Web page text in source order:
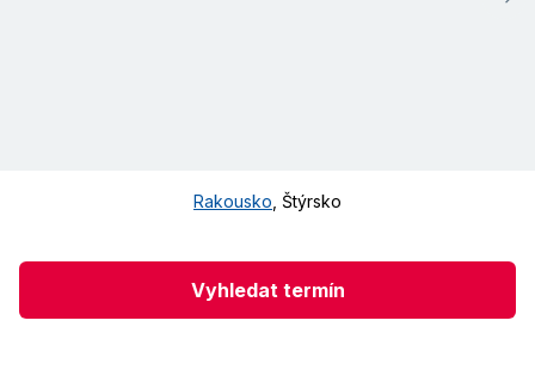
Rakousko Štýrsko
Vyhledat termín